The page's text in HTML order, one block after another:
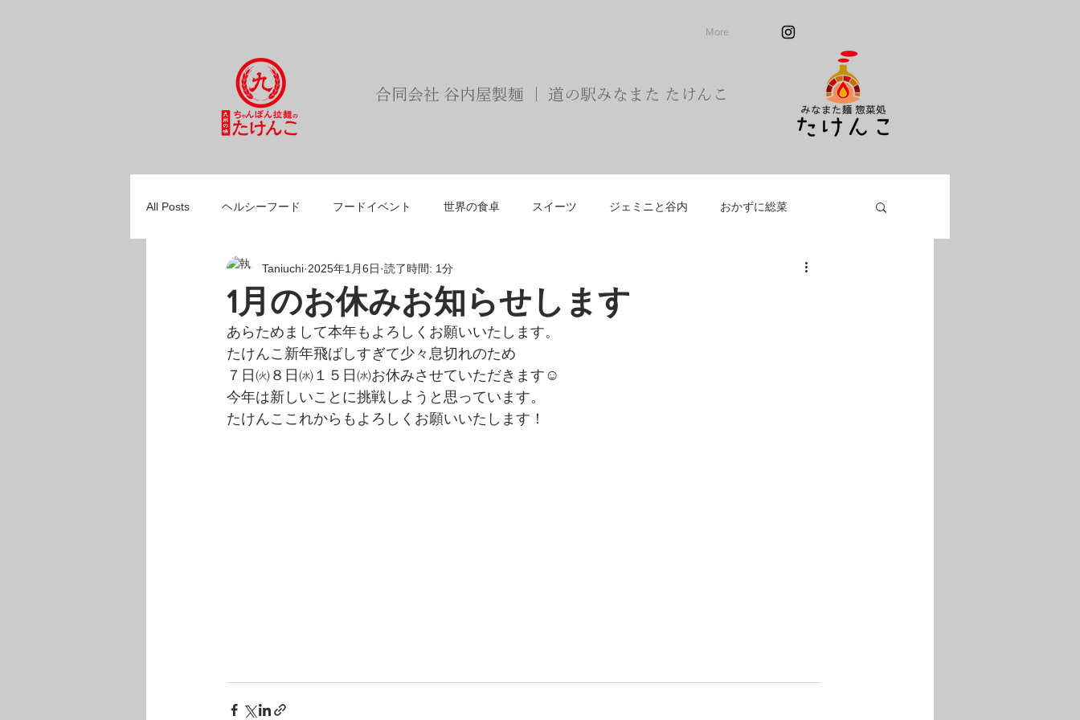
More
合同会社 谷内屋製麺 ｜ 道の駅みなまた たけんこ
All Posts ヘルシーフード フードイベント 世界の食卓 スイーツ ジェミニと谷内 おかずに総菜
スープ ひとりごと お知らせ
1月のお休みお知らせします
Taniuchi 2025年1月6日 読了時間: 1分
あらためまして本年もよろしくお願いいたします。
たけんこ新年飛ばしすぎて少々息切れのため
７日㈫８日㈬１５日㈬お休みさせていただきます☺
今年は新しいことに挑戦しようと思っています。
たけんここれからもよろしくお願いいたします！